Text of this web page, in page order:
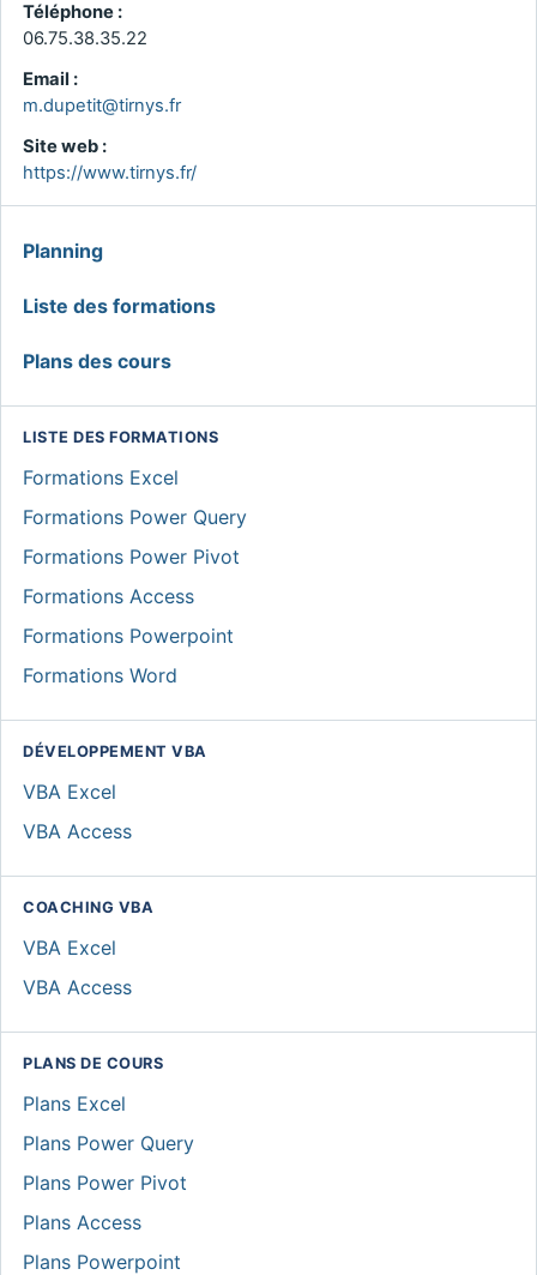
Téléphone :
06.75.38.35.22
Email :
m.dupetit@tirnys.fr
Site web :
https://www.tirnys.fr/
GLOBAL
Planning
Liste des formations
Plans des cours
LISTE DES FORMATIONS
Formations Excel
Formations Power Query
Formations Power Pivot
Formations Access
Formations Powerpoint
Formations Word
DÉVELOPPEMENT VBA
VBA Excel
VBA Access
COACHING VBA
VBA Excel
VBA Access
PLANS DE COURS
Plans Excel
Plans Power Query
Plans Power Pivot
Plans Access
Plans Powerpoint